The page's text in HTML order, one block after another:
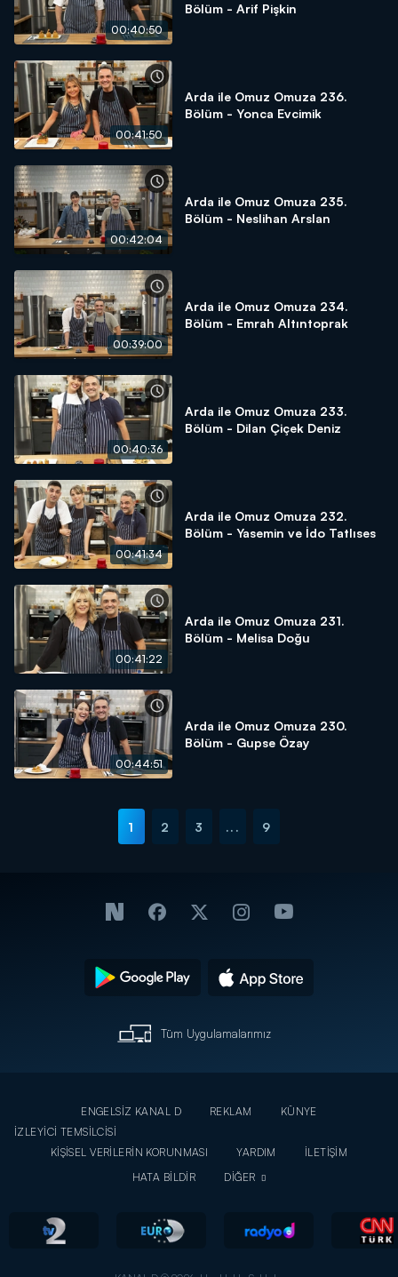
00:40:50
Bölüm - Arif Pişkin
00:41:50
Arda ile Omuz Omuza 236.
Bölüm - Yonca Evcimik
00:42:04
Arda ile Omuz Omuza 235.
Bölüm - Neslihan Arslan
00:39:00
Arda ile Omuz Omuza 234.
Bölüm - Emrah Altıntoprak
00:40:36
Arda ile Omuz Omuza 233.
Bölüm - Dilan Çiçek Deniz
00:41:34
Arda ile Omuz Omuza 232.
Bölüm - Yasemin ve İdo Tatlıses
00:41:22
Arda ile Omuz Omuza 231.
Bölüm - Melisa Doğu
00:44:51
Arda ile Omuz Omuza 230.
Bölüm - Gupse Özay
1 2 3 ... 9
Tüm Uygulamalarımız
ENGELSİZ KANAL D REKLAM
KÜNYE
İZLEYİCİ TEMSİLCİSİ
KİŞİSEL VERİLERİN KORUNMASI
YARDIM
İLETİŞİM
HATA BİLDİR
DİĞER